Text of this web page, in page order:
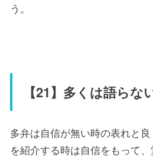
う。
【21】多くは語らな
多弁は自信が無い時の表れと
を紹介する時は自信をもって